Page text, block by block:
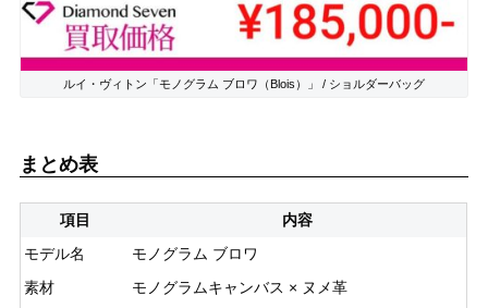
ルイ・ヴィトン「モノグラム ブロワ（Blois）」 / ショルダーバッグ
まとめ表
項目
内容
モデル名
モノグラム ブロワ
素材
モノグラムキャンバス × ヌメ革